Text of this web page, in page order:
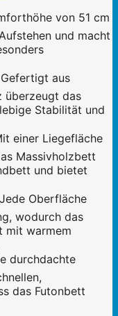
von 51 cm
und macht
Gefertigt aus
überzeugt das
Stabilität und
einer Liegefläche
Massivholzbett
und bietet
Jede Oberfläche
wodurch das
mit warmem
durchdachte
das Futonbett